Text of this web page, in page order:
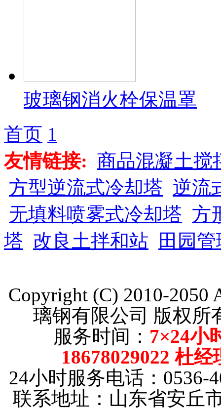
玻璃钢消火栓保温罩
首页 1
友情链接: 商品混凝土搅
方型逆流式冷却塔 逆流
无填料喷雾式冷却塔 方
塔 改良土拌和站 田园
Copyright (C) 2010-2050
璃钢有限公司 版权
服务时间： 7×24小
18678029022 杜
24小时服务电话：
联系地址：山东省安丘